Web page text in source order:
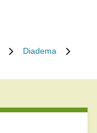
Diadema